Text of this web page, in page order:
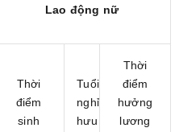
Lao động nữ
Thời
điểm
sinh
Tuổi
nghỉ
hưu
Thời
điểm
hưởng
lương